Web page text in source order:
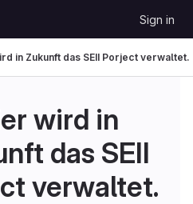
Sign in
in Zukunft das SEII Porject verwaltet.
wird in
das SEII
verwaltet.